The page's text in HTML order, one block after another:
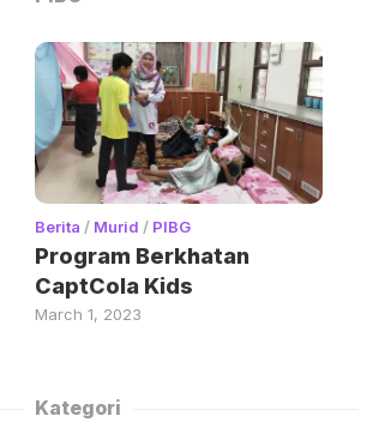
Berita / Murid / PIBG
Program Berkhatan
CaptCola Kids
March 1, 2023
Kategori